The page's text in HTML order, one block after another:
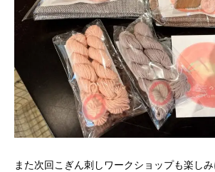
また次回こぎん刺しワークショップも楽し